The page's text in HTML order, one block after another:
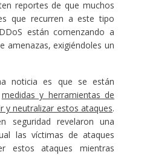
reportes de que muchos
que recurren a este tipo
están comenzando a
amenazas, exigiéndoles un
noticia es que se están
medidas y herramientas de
y neutralizar estos ataques.
seguridad revelaron una
las víctimas de ataques
estos ataques mientras